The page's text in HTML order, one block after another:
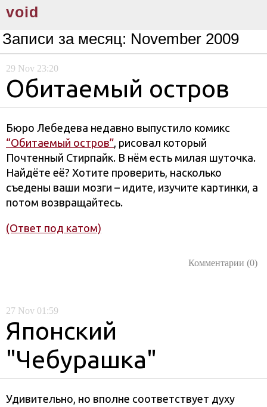
void
Записи за месяц: November 2009
29 Nov 23:20
Обитаемый остров
Бюро Лебедева недавно выпустило комикс
“Обитаемый остров”, рисовал который
Почтенный Стирпайк. В нём есть милая шуточка.
Найдёте её? Хотите проверить, насколько
съедены ваши мозги – идите, изучите картинки, а
потом возвращайтесь.
(Ответ под катом)
Комментарии (0)
27 Nov 01:59
Японский
"Чебурашка"
Удивительно, но вполне соответствует духу